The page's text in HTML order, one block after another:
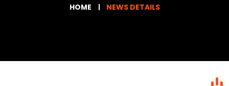
HOME NEWS DETAILS